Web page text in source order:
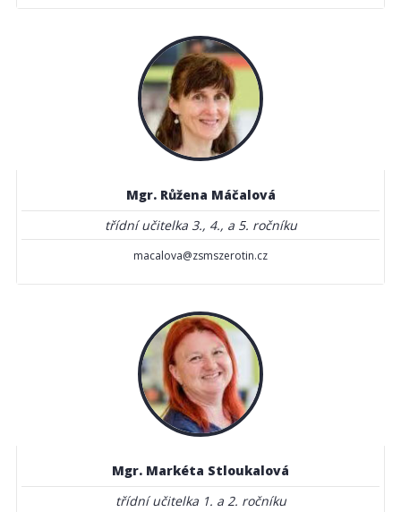
Mgr. Růžena Máčalová
třídní učitelka 3., 4., a 5. ročníku
macalova@zsmszerotin.cz
Mgr. Markéta Stloukalová
třídní učitelka 1. a 2. ročníku